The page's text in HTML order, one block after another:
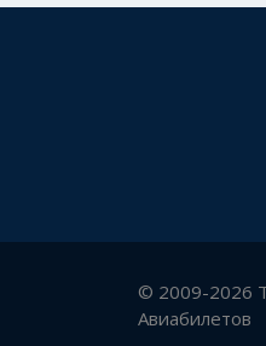
© 2009-2026
Авиабилетов